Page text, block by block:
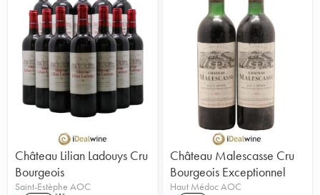
Château Lilian Ladouys Cru
Bourgeois
Saint-Estèphe AOC
Château Malescasse Cru
Bourgeois Exceptionnel
Haut Médoc AOC